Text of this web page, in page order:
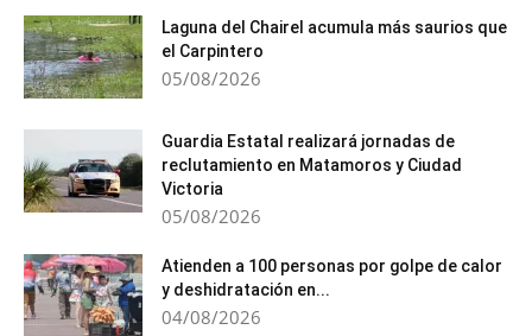
Laguna del Chairel acumula más saurios que
el Carpintero
05/08/2026
Guardia Estatal realizará jornadas de
reclutamiento en Matamoros y Ciudad
Victoria
05/08/2026
Atienden a 100 personas por golpe de calor
y deshidratación en...
04/08/2026